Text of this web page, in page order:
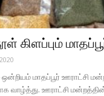
கிளப்பும்
ஒன்றியம் மாதப்பூர் ஊராட்சி
வாழ்த்து. ஊராட்சி மன்றத்தின்